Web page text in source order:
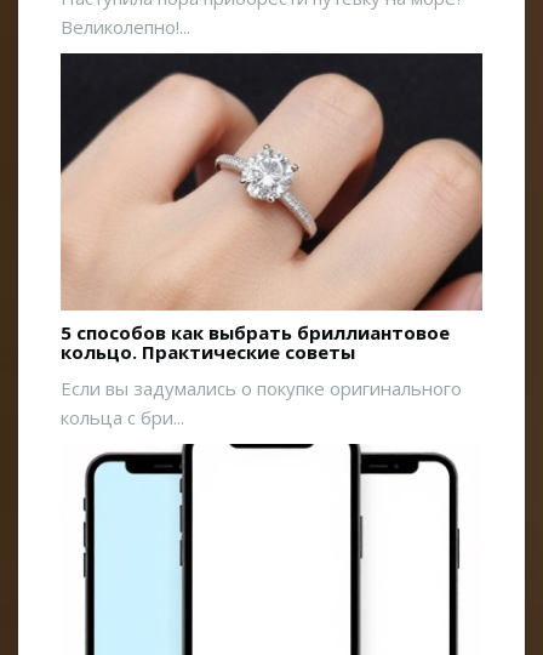
Великолепно!...
5 способов как выбрать бриллиантовое
кольцо. Практические советы
Если вы задумались о покупке оригинального
кольца с бри...